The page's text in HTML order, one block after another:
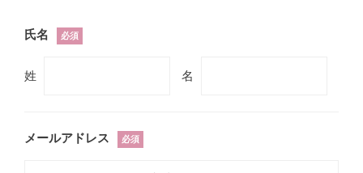
氏名 必須
姓 名
メールアドレス 必須